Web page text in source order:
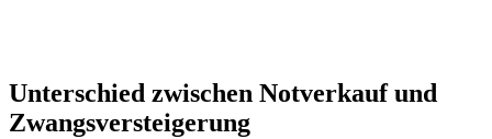
Unterschied zwischen Notverkauf und
Zwangsversteigerung